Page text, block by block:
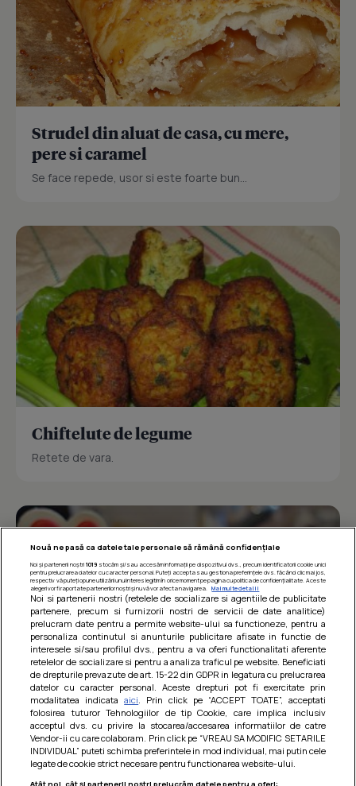
Strudel din aluat de casa, cu mere,
pere si caramel
Se face repede, usor si este foarte bun...
Chiftelute de legume
Retete de vara.
Barcute din vinete cu arpagic rosu
Un deliciu usor de preparat!
Nouă ne pasă ca datele tale personale să rămână confidențiale
Noi și partenerii noștri 1019stocăm și/sau accesăm informații pe dispozitivul dvs., precum identificatorii cookie unici
pentru prelucrarea datelor cu caracter personal. Puteți accepta sau gestiona preferințele dvs. făcând clic mai jos,
respectiv vă puteți opune utilizării unui interes legitim în orice moment pe pagina cu politica de confidențialitate. Aceste
alegeri vor fi raportate partenerilor noștri și nu vă vor afecta navigarea.
Mai multe detalii
Noi si partenerii nostri (retelele de socializare si agentiile de publicitate
partenere, precum si furnizorii nostri de servicii de date analitice)
prelucram date pentru a permite website-ului sa functioneze, pentru a
personaliza continutul si anunturile publicitare afisate in functie de
interesele si/sau profilul dvs., pentru a va oferi functionalitati aferente
retelelor de socializare si pentru a analiza traficul pe website. Beneficiati
de drepturile prevazute de art. 15-22 din GDPR in legatura cu prelucrarea
datelor cu caracter personal. Aceste drepturi pot fi exercitate prin
modalitatea indicataaici . Prin click pe “ACCEPT TOATE”, acceptati
folosirea tuturor Tehnologiilor de tip Cookie, care implica inclusiv
acceptul dvs. cu privire la stocarea/accesarea informatiilor de catre
Vendor-ii cu care colaboram. Prin click pe “VREAU SA MODIFIC SETARILE
INDIVIDUAL” puteti schimba preferintele in mod individual, mai putin cele
legate de cookie strict necesare pentru functionarea website-ului.
Atât noi, cât și partenerii noștri prelucrăm datele pentru a oferi: